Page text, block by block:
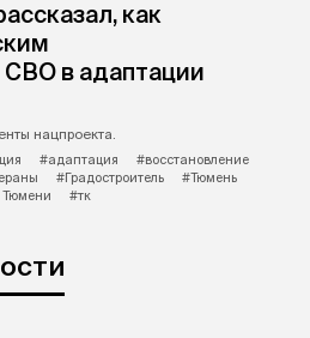
как
в адаптации
нацпроекта.
#адаптация
#восстановление
#Градостроитель
#Тюмень
Тюмени #тк